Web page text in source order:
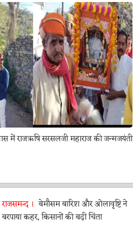
में राजऋषि सरसलजी महाराज की जन्मजयंती
राजसमन्द
बेमौसम बारिश और ओलावृष्टि ने
बरपाया कहर, किसानों की बढ़ी चिंता